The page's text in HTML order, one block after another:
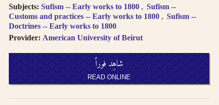
Subjects: Sufism -- Early works to 1800
Sufism --
Customs and practices -- Early works to 1800
Sufism --
Doctrines -- Early works to 1800
Provider: American University of Beirut
شاهِد فوراً
READ ONLINE